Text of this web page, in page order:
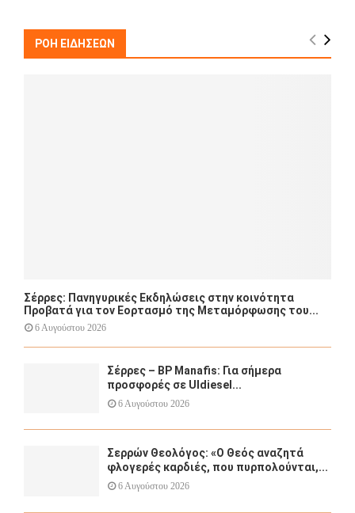
f
A
ΡΟΗ ΕΙΔΗΣΕΩΝ
Σέρρες: Πανηγυρικές Εκδηλώσεις στην κοινότητα
Προβατά για τον Εορτασμό της Μεταμόρφωσης του...
6 Αυγούστου 2026
Σέρρες – BP Manafis: Για σήμερα
προσφορές σε Uldiesel...
6 Αυγούστου 2026
Σερρών Θεολόγος: «Ο Θεός αναζητά
φλογερές καρδιές, που πυρπολούνται,...
6 Αυγούστου 2026